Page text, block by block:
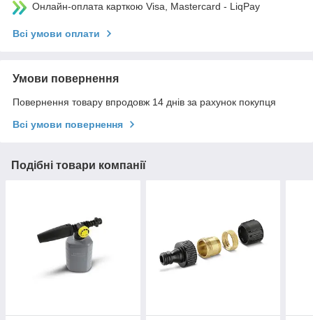
Онлайн-оплата карткою Visa, Mastercard - LiqPay
Всі умови оплати
Умови повернення
Повернення товару впродовж 14 днів за рахунок покупця
Всі умови повернення
Подібні товари компанії